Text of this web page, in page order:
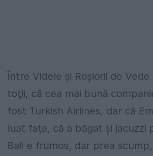
Între Videle și Roșiorii de
toţii, că cea mai bună
fost Turkish Airlines, dar că
luat faţa, că a băgat și jacuzzi
Bali e frumos, dar prea